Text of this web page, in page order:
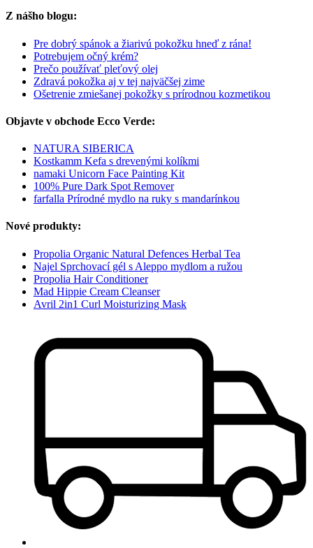
Z nášho blogu:
Pre dobrý spánok a žiarivú pokožku hneď z rána!
Potrebujem očný krém?
Prečo používať pleťový olej
Zdravá pokožka aj v tej najväčšej zime
Ošetrenie zmiešanej pokožky s prírodnou kozmetikou
Objavte v obchode Ecco Verde:
NATURA SIBERICA
Kostkamm Kefa s drevenými kolíkmi
namaki Unicorn Face Painting Kit
100% Pure Dark Spot Remover
farfalla Prírodné mydlo na ruky s mandarínkou
Nové produkty:
Propolia Organic Natural Defences Herbal Tea
Najel Sprchovací gél s Aleppo mydlom a ružou
Propolia Hair Conditioner
Mad Hippie Cream Cleanser
Avril 2in1 Curl Moisturizing Mask